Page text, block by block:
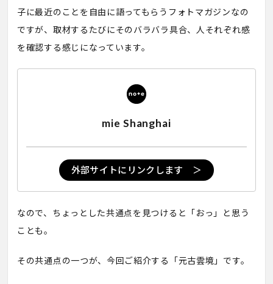
子に最近のことを自由に語ってもらうフォトマガジンなの
ですが、取材するたびにそのバラバラ具合、人それぞれ感
を確認する感じになっています。
mie Shanghai
外部サイトにリンクします ＞
なので、ちょっとした共通点を見つけると「おっ」と思う
ことも。
その共通点の一つが、今回ご紹介する「元古雲境」です。